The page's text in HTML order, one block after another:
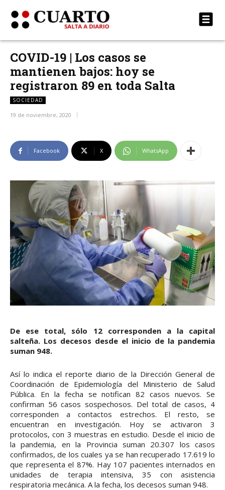
COVID-19 | Los casos se
mantienen bajos: hoy se
registraron 89 en toda Salta
SOCIEDAD
19 de noviembre, 2020
Facebook X WhatsApp
De ese total, sólo 12 corresponden a la capital
salteña. Los decesos desde el inicio de la pandemia
suman 948.
Así lo indica el reporte diario de la Dirección General de
Coordinación de Epidemiología del Ministerio de Salud
Pública. En la fecha se notifican 82 casos nuevos. Se
confirman 56 casos sospechosos. Del total de casos, 4
corresponden a contactos estrechos. El resto, se
encuentran en investigación. Hoy se activaron 3
protocolos, con 3 muestras en estudio. Desde el inicio de
la pandemia, en la Provincia suman 20.307 los casos
confirmados, de los cuales ya se han recuperado 17.619 lo
que representa el 87%. Hay 107 pacientes internados en
unidades de terapia intensiva, 35 con asistencia
respiratoria mecánica. A la fecha, los decesos suman 948.